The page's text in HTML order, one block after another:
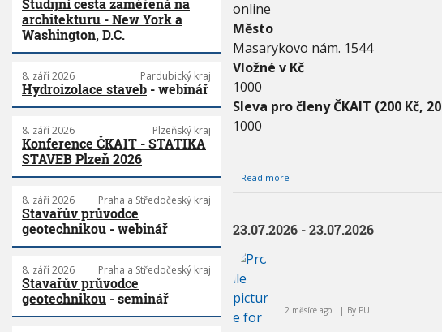
online
Město
Masarykovo nám. 1544
Vložné v Kč
1000
Sleva pro členy ČKAIT (200 Kč,
1000
Read more
t
23.07.2026 - 23.07.2026
2 měsíce ago By PU
Studijní cesta zaměřená na
architekturu - New York a
Washington, D.C.
8. září 2026 Pardubický kraj
Hydroizolace staveb - webinář
8. září 2026 Plzeňský kraj
Konference ČKAIT - STATIKA
STAVEB Plzeň 2026
8. září 2026 Praha a Středočeský kraj
Stavařův průvodce
geotechnikou - webinář
8. září 2026 Praha a Středočeský kraj
Stavařův průvodce
geotechnikou - seminář